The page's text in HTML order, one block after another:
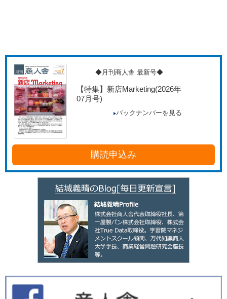
◆月刊商人舎 最新号◆
【特集】新店Marketing(2026年
07月号)
バックナンバーを見る
購読申込み